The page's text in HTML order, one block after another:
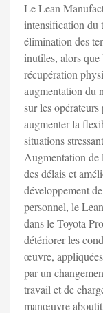
Le Lean
intensification du
élimination des
inutiles, alors
récupération
augmentation du
sur les
augmenter la
situations
Augmentation de
des délais et
développement
personnel, le
dans le Toyota
détériorer les
œuvre,
par un
travail et de
manœuvre aboutit